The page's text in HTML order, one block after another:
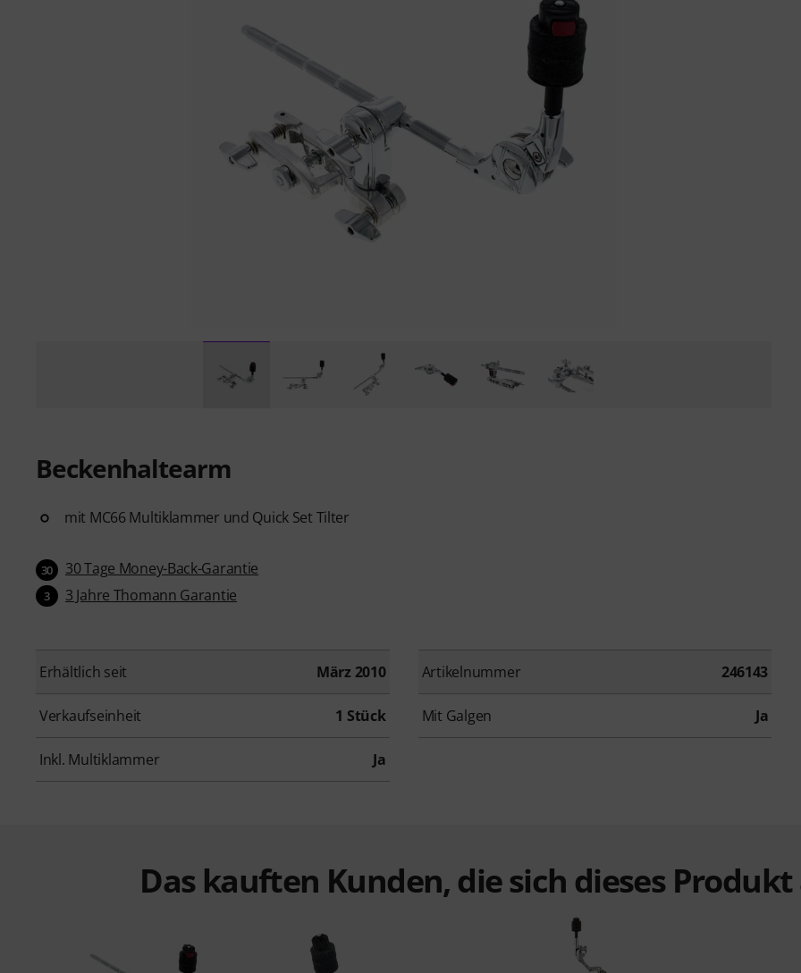
Beckenhaltearm
mit MC66 Multiklammer und Quick Set Tilter
30 30 Tage Money-Back-Garantie
3 3 Jahre Thomann Garantie
Erhältlich seit März 2010 Artikelnummer 246143
Verkaufseinheit 1 Stück Mit Galgen Ja
Inkl. Multiklammer Ja
Das kauften Kunden, die sich dieses